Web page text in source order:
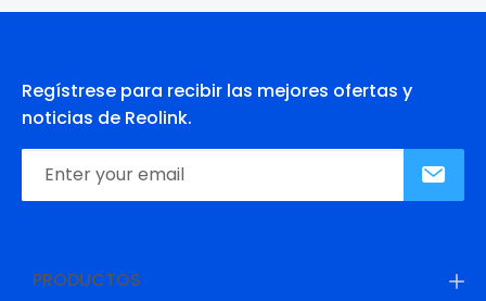
Regístrese para recibir las mejores ofertas y
noticias de Reolink.
PRODUCTOS